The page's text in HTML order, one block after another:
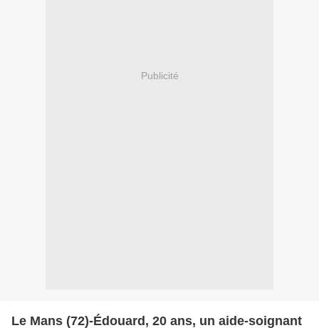
Publicité
Le Mans (72)-Édouard, 20 ans, un aide-soignant